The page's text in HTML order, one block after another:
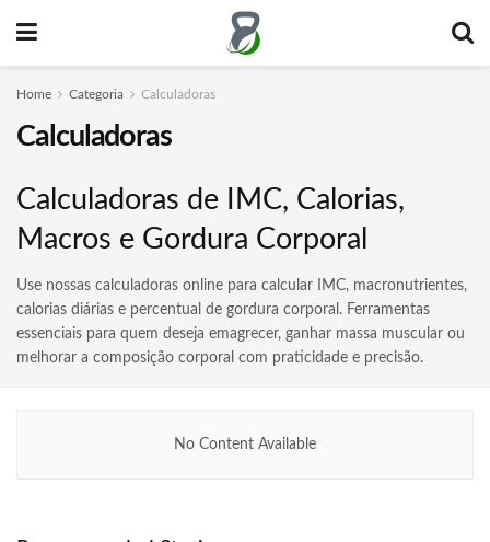
Home Categoria Calculadoras
Calculadoras
Calculadoras de IMC, Calorias,
Macros e Gordura Corporal
Use nossas calculadoras online para calcular IMC, macronutrientes,
calorias diárias e percentual de gordura corporal. Ferramentas
essenciais para quem deseja emagrecer, ganhar massa muscular ou
melhorar a composição corporal com praticidade e precisão.
No Content Available